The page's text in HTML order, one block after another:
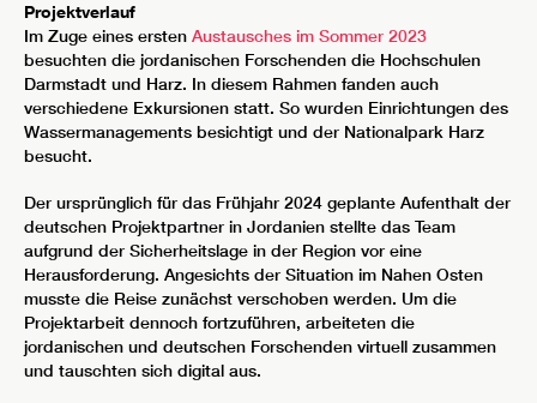
Projektverlauf
Im Zuge eines ersten Austausches im Sommer 2023
besuchten die jordanischen Forschenden die Hochschulen
Darmstadt und Harz. In diesem Rahmen fanden auch
verschiedene Exkursionen statt. So wurden Einrichtungen des
Wassermanagements besichtigt und der Nationalpark Harz
besucht.
Der ursprünglich für das Frühjahr 2024 geplante Aufenthalt der
deutschen Projektpartner in Jordanien stellte das Team
aufgrund der Sicherheitslage in der Region vor eine
Herausforderung. Angesichts der Situation im Nahen Osten
musste die Reise zunächst verschoben werden. Um die
Projektarbeit dennoch fortzuführen, arbeiteten die
jordanischen und deutschen Forschenden virtuell zusammen
und tauschten sich digital aus.